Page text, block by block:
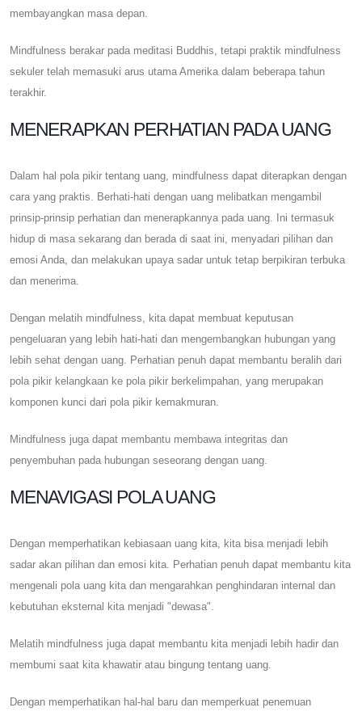
membayangkan masa depan.
Mindfulness berakar pada meditasi Buddhis, tetapi praktik mindfulness
sekuler telah memasuki arus utama Amerika dalam beberapa tahun
terakhir.
MENERAPKAN PERHATIAN PADA UANG
Dalam hal pola pikir tentang uang, mindfulness dapat diterapkan dengan
cara yang praktis. Berhati-hati dengan uang melibatkan mengambil
prinsip-prinsip perhatian dan menerapkannya pada uang. Ini termasuk
hidup di masa sekarang dan berada di saat ini, menyadari pilihan dan
emosi Anda, dan melakukan upaya sadar untuk tetap berpikiran terbuka
dan menerima.
Dengan melatih mindfulness, kita dapat membuat keputusan
pengeluaran yang lebih hati-hati dan mengembangkan hubungan yang
lebih sehat dengan uang. Perhatian penuh dapat membantu beralih dari
pola pikir kelangkaan ke pola pikir berkelimpahan, yang merupakan
komponen kunci dari pola pikir kemakmuran.
Mindfulness juga dapat membantu membawa integritas dan
penyembuhan pada hubungan seseorang dengan uang.
MENAVIGASI POLA UANG
Dengan memperhatikan kebiasaan uang kita, kita bisa menjadi lebih
sadar akan pilihan dan emosi kita. Perhatian penuh dapat membantu kita
mengenali pola uang kita dan mengarahkan penghindaran internal dan
kebutuhan eksternal kita menjadi "dewasa".
Melatih mindfulness juga dapat membantu kita menjadi lebih hadir dan
membumi saat kita khawatir atau bingung tentang uang.
Dengan memperhatikan hal-hal baru dan memperkuat penemuan